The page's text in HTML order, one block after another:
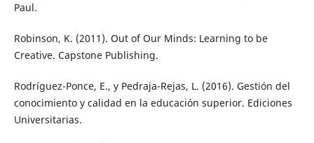
Paul.
Robinson, K. (2011). Out of Our Minds: Learning to be
Creative. Capstone Publishing.
Rodríguez-Ponce, E., y Pedraja-Rejas, L. (2016). Gestión del
conocimiento y calidad en la educación superior. Ediciones
Universitarias.